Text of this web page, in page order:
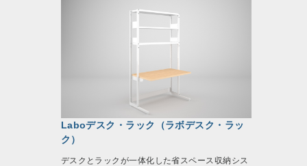
Laboデスク・ラック（ラボデスク・ラッ
ク）
デスクとラックが一体化した省スペース収納シス